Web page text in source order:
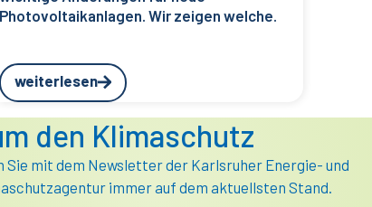
Photovoltaikanlagen. Wir zeigen welche.
weiterlesen
den Klimaschutz
Sie mit dem Newsletter der Karlsruher Energie- und
immer auf dem aktuellsten Stand.